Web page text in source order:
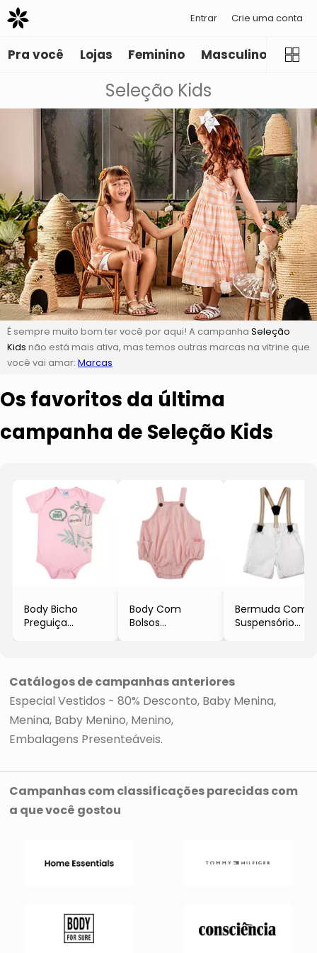
Entrar Crie uma conta
Pra você Lojas Feminino Masculino
Seleção Kids
É sempre muito bom ter você por aqui! A campanha Seleção
Kids não está mais ativa, mas temos outras marcas na vitrine que
você vai amar: Marcas
Os favoritos da última
campanha de Seleção Kids
Body Bicho
Preguiça
Body Com
Bolsos
Bermuda Com
Suspensório
Catálogos de campanhas anteriores
Especial Vestidos - 80% Desconto Baby Menina
Menina Baby Menino Menino
Embalagens Presenteáveis
Campanhas com classificações parecidas com
a que você gostou